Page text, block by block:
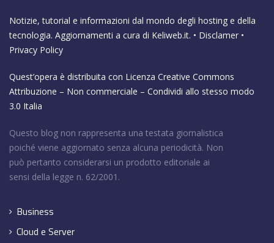
Notizie, tutorial e informazioni dal mondo degli hosting e della
tecnologia. Aggiornamenti a cura di Keliweb.it. • Disclamer •
Privacy Policy
Quest’opera è distribuita con Licenza Creative Commons
Attribuzione – Non commerciale – Condividi allo stesso modo
3.0 Italia
Questo blog non rappresenta una testata giornalistica
poiché viene aggiornato senza alcuna periodicità. Non
può pertanto considerarsi un prodotto editoriale ai
sensi della legge n. 62/2001.
Business
Cloud e Server